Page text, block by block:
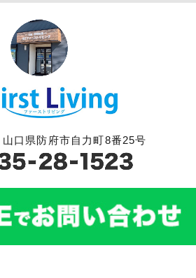
山口県防府市自力町8番25号